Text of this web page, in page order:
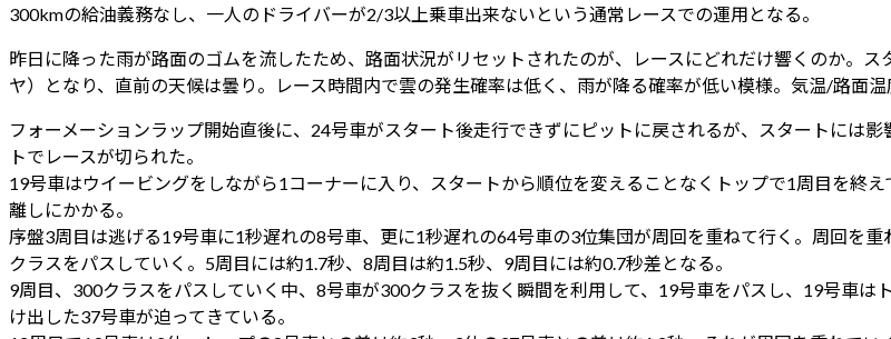
300kmの給油義務なし、一人のドライバーが2/3以上乗車出来ないという通常レースでの運用となる。
昨日に降った雨が路面のゴムを流したため、路面状況がリセットされたのが、レースにどれだけ響くのか。
ヤ）となり、直前の天候は曇り。レース時間内で雲の発生確率は低く、雨が降る確率が低い模様。気温/路面温
フォーメーションラップ開始直後に、24号車がスタート後走行できずにピットに戻されるが、スタートには
トでレースが切られた。
19号車はウイービングをしながら1コーナーに入り、スタートから順位を変えることなくトップで1周目を終
離しにかかる。
序盤3周目は逃げる19号車に1秒遅れの8号車、更に1秒遅れの64号車の3位集団が周回を重ねて行く。周回を
クラスをパスしていく。5周目には約1.7秒、8周目は約1.5秒、9周目には約0.7秒差となる。
9周目、300クラスをパスしていく中、8号車が300クラスを抜く瞬間を利用して、19号車をパスし、19号車
け出した37号車が迫ってきている。